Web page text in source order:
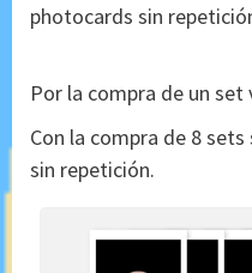
photocards sin
Por la compra de un
Con la compra de 8
sin repetición.